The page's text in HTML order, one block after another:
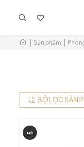
KHÔNG CÓ SẢN PHẨM
Sản phẩm
BỘ LỌC SẢN
MỚI